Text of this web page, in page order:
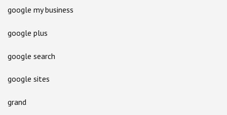
google my business
google plus
google search
google sites
grand